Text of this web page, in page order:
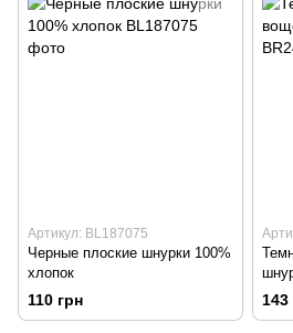
Артикул: BL187075
Черные плоские шнурки 100%
хлопок
110 грн 143